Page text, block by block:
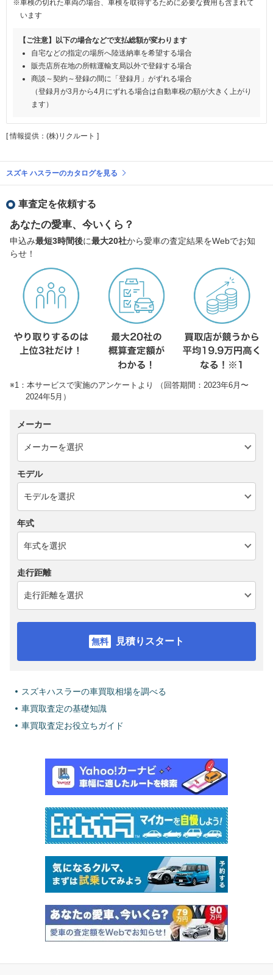
※車検の切れた車両の場合、車検を取得するために必要な費用も含まれて
います
【ご注意】以下の場合などで支払総額が変わります
自宅などの指定の場所へ陸送納車を希望する場合
販売店所在地の所轄運輸支局以外で登録する場合
商談～契約～登録の間に「登録月」がずれる場合
（登録月が3月から4月にずれる場合は自動車税の額が大きく上がり
ます）
[ 情報提供：(株)リクルート ]
スズキ ハスラーのカタログを見る
車査定を依頼する
あなたの愛車、今いくら？
申込み最短3時間後に最大20社から愛車の査定結果をWebでお知
らせ！
※1：本サービスで実施のアンケートより （回答期間：2023年6月〜
2024年5月）
メーカー
モデル
年式
走行距離
見積りスタート
スズキハスラーの車買取相場を調べる
車買取査定の基礎知識
車買取査定お役立ちガイド